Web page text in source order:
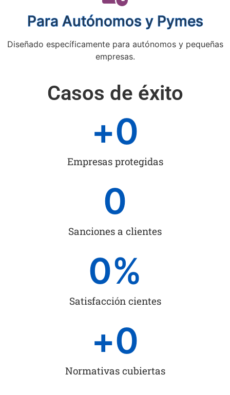
Para Autónomos y Pymes
Diseñado específicamente para autónomos y pequeñas
empresas.
Casos de éxito
Empresas protegidas
+0
Sanciones a clientes
0
Satisfacción cientes
0%
Normativas cubiertas
+0